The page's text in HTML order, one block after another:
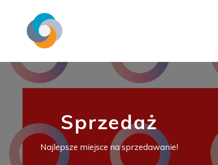
Sprzedaż
Najlepsze miejsce na sprzedawanie!